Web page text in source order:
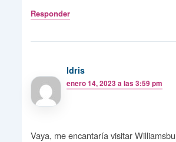
Responder
Idris
enero 14, 2023 a las 3:59 pm
Vaya, me encantaría visitar